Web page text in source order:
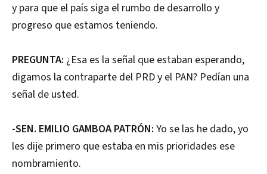
y para que el país siga el rumbo de desarrollo y
progreso que estamos teniendo.
PREGUNTA: ¿Esa es la señal que estaban esperando,
digamos la contraparte del PRD y el PAN? Pedían una
señal de usted.
-SEN. EMILIO GAMBOA PATRÓN: Yo se las he dado, yo
les dije primero que estaba en mis prioridades ese
nombramiento.